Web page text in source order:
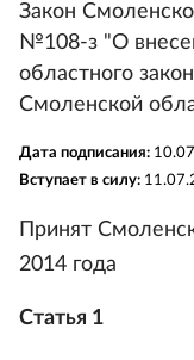
Закон
№108-з "О
областного
Смоленской
Дата подписания:
Вступает в силу:
Принят
2014 года
Статья 1